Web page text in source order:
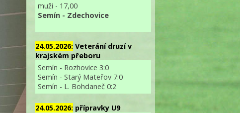
muži - 17,00
Semín - Zdechovice
24.05.2026: Veterání druzí v
krajském přeboru
Semín - Rozhovice 3:0
Semín - Starý Mateřov 7:0
Semín - L. Bohdaneč 0:2
24.05.2026: přípravky U9